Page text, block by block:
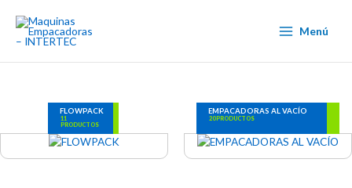
contenido
Menú
FLOWPACK
11
PRODUCTOS
EMPACADORAS AL VACÍO
20 PRODUCTOS